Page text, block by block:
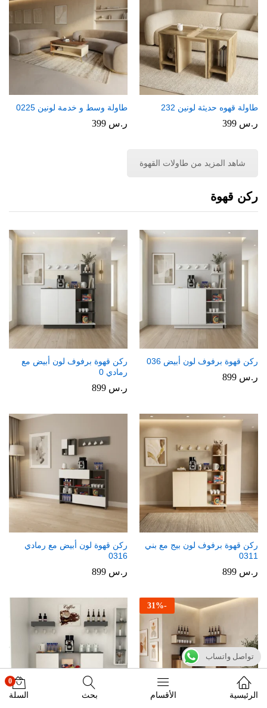
طاولة قهوه حديثة لونين 232
ر.س
طاولة وسط و خدمة لونين 0225
ر.س
شاهد المزيد من طاولات القهوة
ركن قهوة
ركن قهوة برفوف لون أبيض 036
ر.س
ركن قهوة برفوف لون أبيض مع
رمادي 0
ر.س
ركن قهوة برفوف لون بيج مع بني
0311
ر.س
ركن قهوة لون أبيض مع رمادي
0316
ر.س
-
31 %
الرئيسية الأقسام بحث
0
السلة
تواصل واتساب